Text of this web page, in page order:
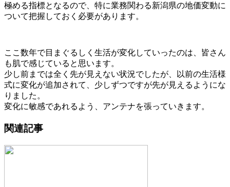
極める指標となるので、特に業務関わる新潟県の地価変動に
ついて把握しておく必要があります。
ここ数年で目まぐるしく生活が変化していったのは、皆さん
も肌で感じていると思います。
少し前までは全く先が見えない状況でしたが、以前の生活様
式に変化が追加されて、少しずつですが先が見えるようにな
りました。
変化に敏感であれるよう、アンテナを張っていきます。
関連記事